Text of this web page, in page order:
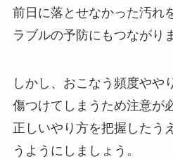
前日に落とせなかった汚れ
ラブルの予防にもつながり
しかし、おこなう頻度やや
傷つけてしまうため注意が
正しいやり方を把握したう
うようにしましょう。